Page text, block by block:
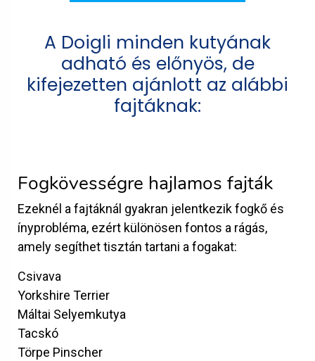
A Doigli minden kutyának
adható és előnyös, de
kifejezetten ajánlott az alábbi
fajtáknak:
Fogkövességre hajlamos fajták
Ezeknél a fajtáknál gyakran jelentkezik fogkő és
ínyprobléma, ezért különösen fontos a rágás,
amely segíthet tisztán tartani a fogakat:
Csivava
Yorkshire Terrier
Máltai Selyemkutya
Tacskó
Törpe Pinscher